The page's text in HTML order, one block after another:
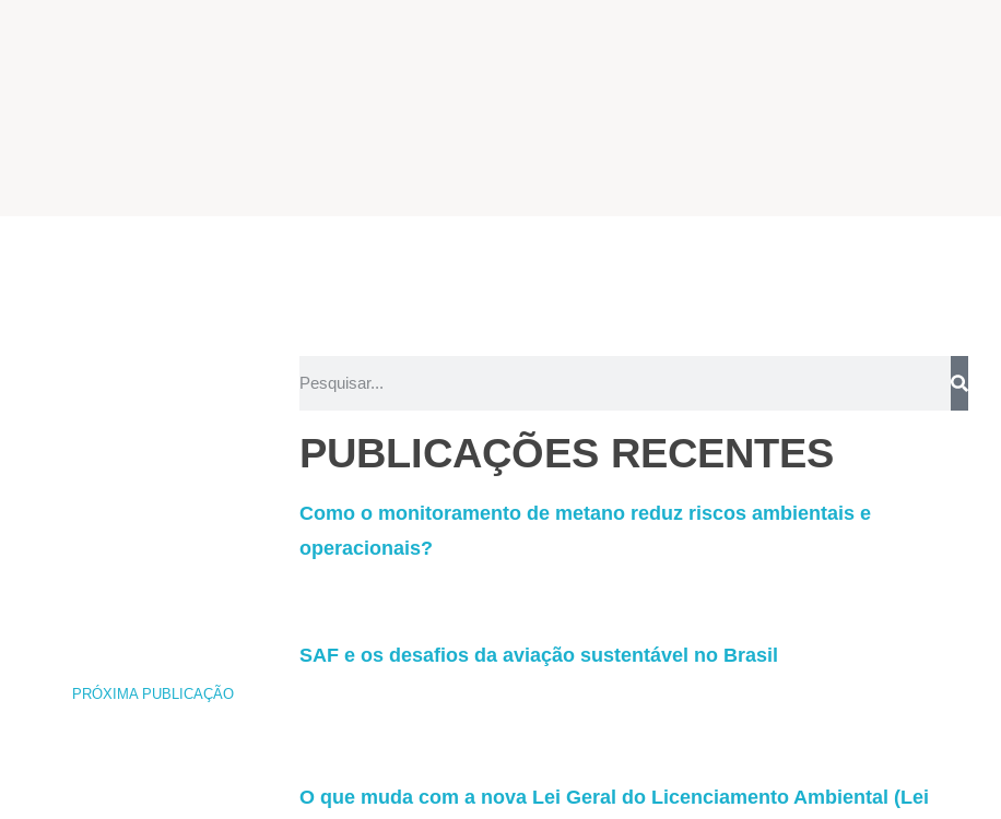
PRÓXIMA PUBLICAÇÃO
PUBLICAÇÕES RECENTES
Como o monitoramento de metano reduz riscos ambientais e
operacionais?
SAF e os desafios da aviação sustentável no Brasil
O que muda com a nova Lei Geral do Licenciamento Ambiental (Lei